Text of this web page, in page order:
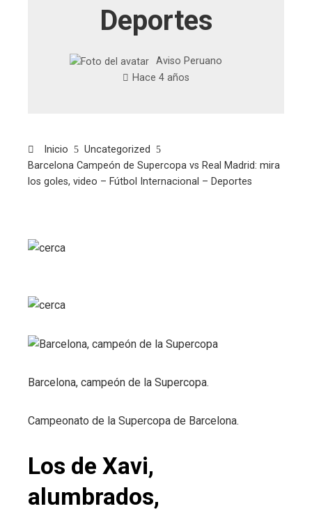
Deportes
Aviso Peruano
Hace 4 años
Inicio
Uncategorized
Barcelona Campeón de Supercopa vs Real Madrid: mira
los goles, video – Fútbol Internacional – Deportes
Barcelona, ​​campeón de la Supercopa.
Campeonato de la Supercopa de Barcelona.
Los de Xavi,
alumbrados,